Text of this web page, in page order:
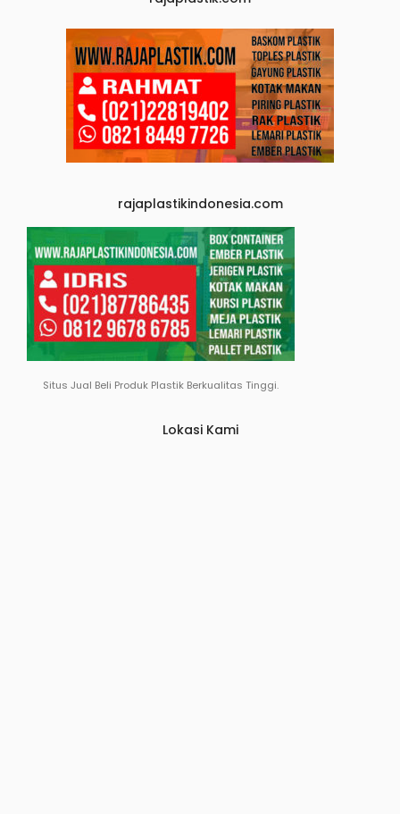
rajaplastikindonesia.com
Situs Jual Beli Produk Plastik Berkualitas Tinggi.
Lokasi Kami